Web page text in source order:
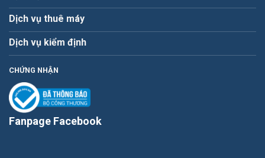
Dịch vụ thuê máy
Dịch vụ kiểm định
CHỨNG NHẬN
Fanpage Facebook